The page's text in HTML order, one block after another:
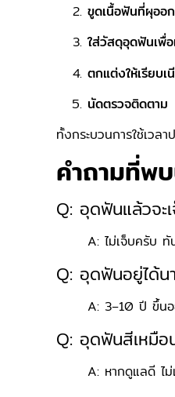
ขูดเนื้อฟันที่ผุออก
ใส่วัสดุอุดฟันเพื่
ตกแต่งให้เรียบ
นัดตรวจติดตาม
ทั้งกระบวนการใช้เวล
คำถามที่พ
Q: อุดฟันแล้วจะ
A: ไม่เจ็บครับ ทั
Q: อุดฟันอยู่ได้น
A: 3–10 ปี ขึ้นอ
Q: อุดฟันสีเหมือ
A: หากดูแลดี ไ